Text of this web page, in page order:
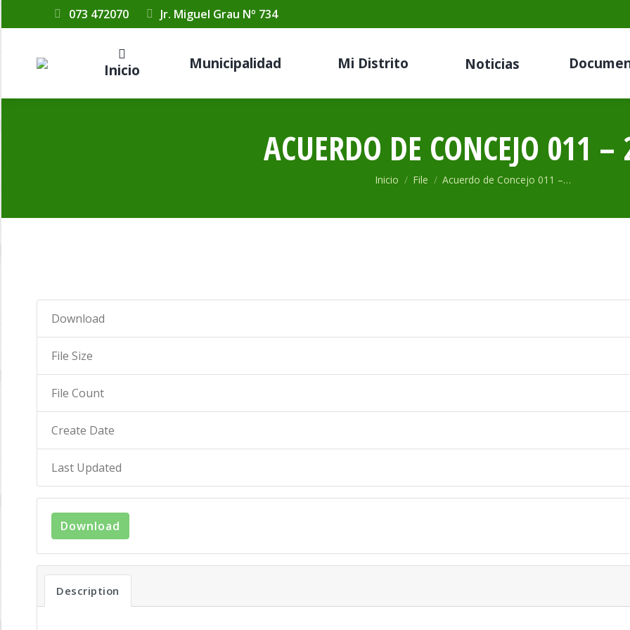
073 472070 Jr. Miguel Grau Nº 734
Inicio Municipalidad Mi Distrito Noticias
ACUERDO DE CONCEJO 011 –
Estás aquí:
Inicio File Acuerdo de Concejo 011 –…
Download
File Size
File Count
Create Date
Last Updated
Download
Description